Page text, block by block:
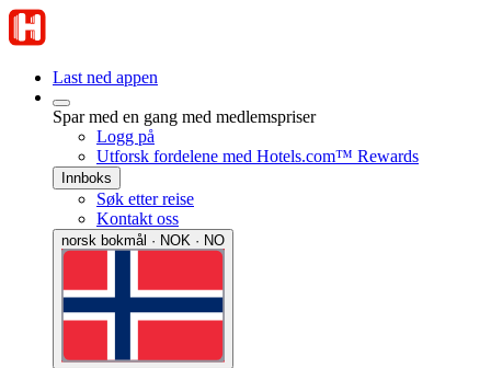
Last ned appen
Spar med en gang med medlemspriser
Logg på
Utforsk fordelene med Hotels.com™ Rewards
Innboks
Søk etter reise
Kontakt oss
norsk bokmål · NOK · NO